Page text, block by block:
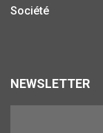
Société
NEWSLETTER